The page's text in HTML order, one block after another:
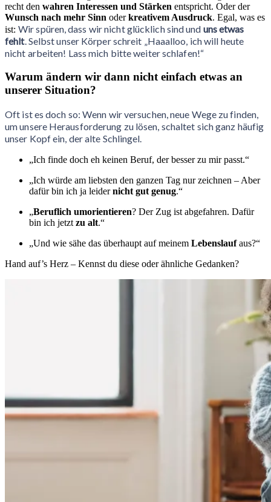
recht den wahren Interessen und Stärken entspricht. Oder der
Wunsch nach mehr Sinn oderkreativem Ausdruck. Egal, was es
ist: Wir spüren, dass wir nicht glücklich sind und uns etwas
fehlt. Selbst unser Körper schreit „Haaalloo, ich will heute
nicht arbeiten! Lass mich bitte weiter schlafen!“
Warum ändern wir dann nicht einfach etwas an
unserer Situation?
Oft ist es doch so: Wenn wir versuchen, neue Wege zu finden,
um unsere Herausforderung zu lösen, schaltet sich ganz häufig
unser Kopf ein, der alte Schlingel.
„Ich finde doch eh keinen Beruf, der besser zu mir passt.“
„Ich würde am liebsten den ganzen Tag nur zeichnen – Aber
dafür bin ich ja leidernicht gut genug.“
„Beruflich umorientieren? Der Zug ist abgefahren. Dafür
bin ich jetzt zu alt.“
„Und wie sähe das überhaupt auf meinem Lebenslaufaus?“
Hand auf’s Herz – Kennst du diese oder ähnliche Gedanken?